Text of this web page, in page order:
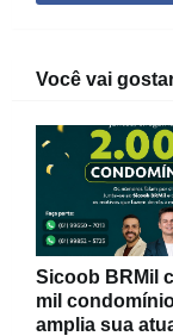
Você vai
Sicoob BRMil
mil
amplia sua